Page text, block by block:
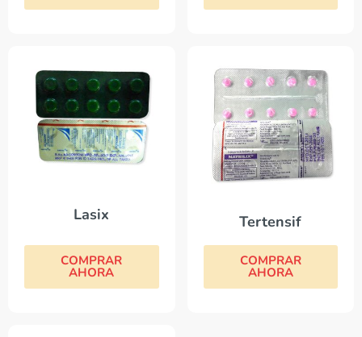
Lasix
COMPRAR
AHORA
Tertensif
COMPRAR
AHORA